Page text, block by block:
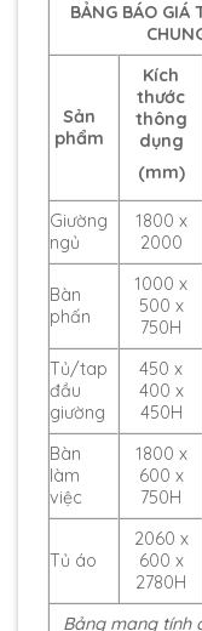
BẢNG BÁO GIÁ
Sản
phẩm
Kích
thước
thông
dụng
(mm)
Giường
ngủ
1800 x
2000
Bàn
phấn
1000 x
500 x
750H
Tủ/tap
đầu
giường
450 x
400 x
450H
Bàn
làm
việc
1800 x
600 x
750H
Tủ áo
2060 x
600 x
2780H
Bảng mang tính